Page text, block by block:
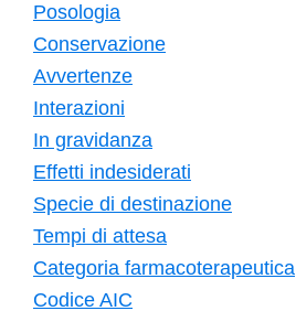
Posologia
Conservazione
Avvertenze
Interazioni
In gravidanza
Effetti indesiderati
Specie di destinazione
Tempi di attesa
Categoria farmacoterapeutica
Codice AIC